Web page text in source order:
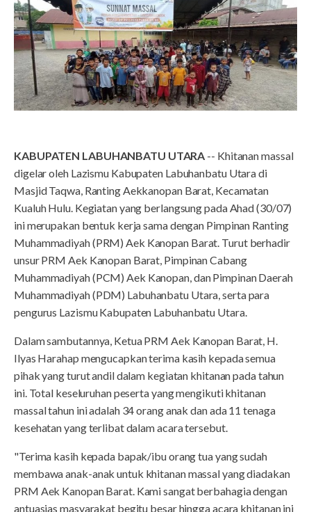
KABUPATEN LABUHANBATU UTARA -- Khitanan massal
digelar oleh Lazismu Kabupaten Labuhanbatu Utara di
Masjid Taqwa, Ranting Aekkanopan Barat, Kecamatan
Kualuh Hulu. Kegiatan yang berlangsung pada Ahad (30/07)
ini merupakan bentuk kerja sama dengan Pimpinan Ranting
Muhammadiyah (PRM) Aek Kanopan Barat. Turut berhadir
unsur PRM Aek Kanopan Barat, Pimpinan Cabang
Muhammadiyah (PCM) Aek Kanopan, dan Pimpinan Daerah
Muhammadiyah (PDM) Labuhanbatu Utara, serta para
pengurus Lazismu Kabupaten Labuhanbatu Utara.
Dalam sambutannya, Ketua PRM Aek Kanopan Barat, H.
Ilyas Harahap mengucapkan terima kasih kepada semua
pihak yang turut andil dalam kegiatan khitanan pada tahun
ini. Total keseluruhan peserta yang mengikuti khitanan
massal tahun ini adalah 34 orang anak dan ada 11 tenaga
kesehatan yang terlibat dalam acara tersebut.
"Terima kasih kepada bapak/ibu orang tua yang sudah
membawa anak-anak untuk khitanan massal yang diadakan
PRM Aek Kanopan Barat. Kami sangat berbahagia dengan
antuasias masyarakat begitu besar hingga acara khitanan ini